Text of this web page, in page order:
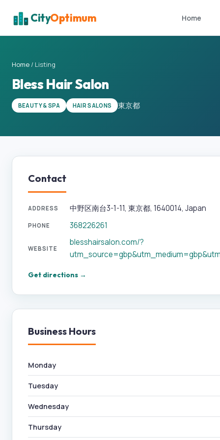
CityOptimum Home
Home / Listing
Bless Hair Salon
BEAUTY & SPA HAIR SALONS 東京都
Contact
ADDRESS 中野区南台3-1-11, 東京都, 1640014, Japan
PHONE 368226261
WEBSITE
blesshairsalon.com/?
Get directions →
Business Hours
Monday
Tuesday
Wednesday
Thursday